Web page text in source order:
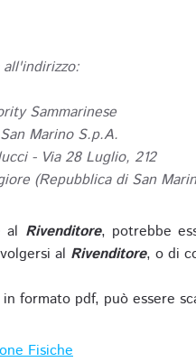
Sammarinese
Marino S.p.A.
- Via 28 Luglio, 212
(Repubblica di San
al Rivenditore, potrebbe
al Rivenditore, o di
formato pdf, può essere
Fisiche